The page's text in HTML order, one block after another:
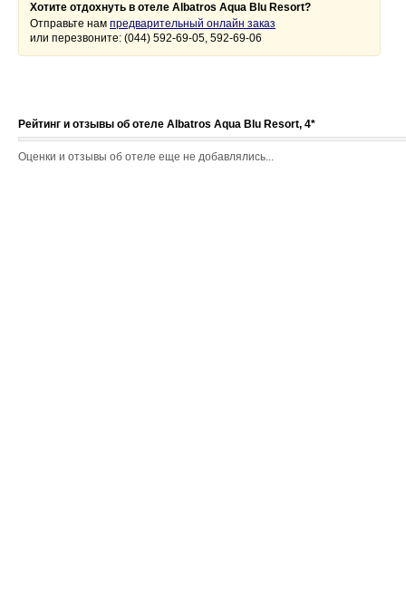
Хотите отдохнуть в отеле Albatros Aqua Blu Resort?
Отправьте нам предварительный онлайн заказ
или перезвоните: (044) 592-69-05, 592-69-06
Рейтинг и отзывы об отеле Albatros Aqua Blu Resort, 4*
Оценки и отзывы об отеле еще не добавлялись...